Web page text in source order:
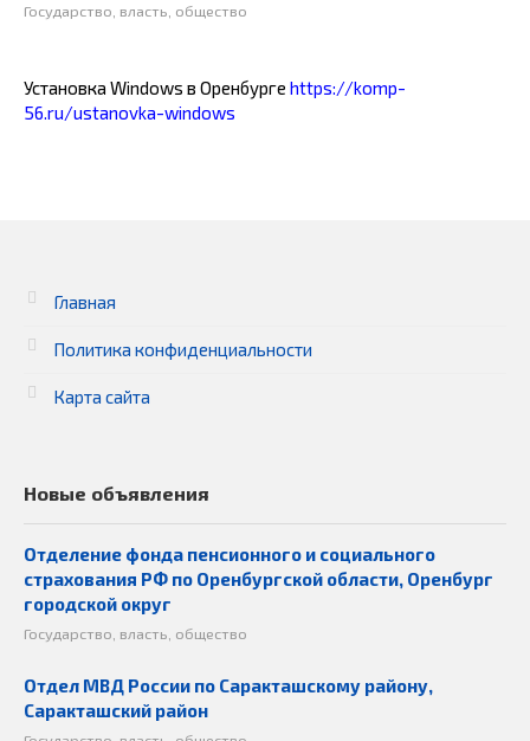
Государство, власть, общество
Установка Windows в Оренбурге https://komp-
56.ru/ustanovka-windows
Главная
Политика конфиденциальности
Карта сайта
Новые объявления
Отделение фонда пенсионного и социального
страхования РФ по Оренбургской области, Оренбург
городской округ
Государство, власть, общество
Отдел МВД России по Саракташскому району,
Саракташский район